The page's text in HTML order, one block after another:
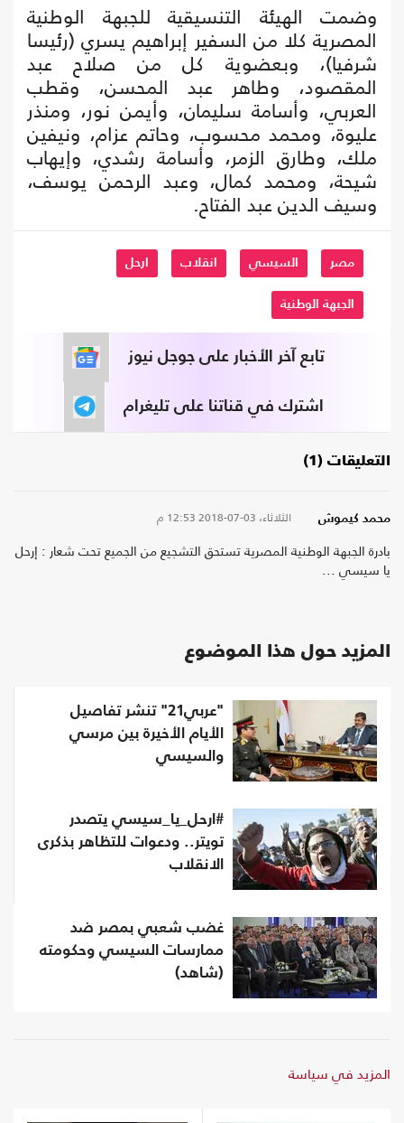
وضمت الهيئة التنسيقية للجبهة الوطنية
المصرية كلا من السفير إبراهيم يسري (رئيسا
شرفيا)، وبعضوية كل من صلاح عبد
المقصود، وطاهر عبد المحسن، وقطب
العربي، وأسامة سليمان، وأيمن نور، ومنذر
عليوة، ومحمد محسوب، وحاتم عزام، ونيفين
ملك، وطارق الزمر، وأسامة رشدي، وإيهاب
شيحة، ومحمد كمال، وعبد الرحمن يوسف،
وسيف الدين عبد الفتاح.
مصر السيسي انقلاب ارحل
الجبهة الوطنية
تابع آخر الأخبار على جوجل نيوز
اشترك في قناتنا على تليغرام
التعليقات (1)
محمد كيموش الثلاثاء، 03-07-2018 12:53 م
بادرة الجبهة الوطنية المصرية تستحق التشجيع من الجميع تحت شعار : إرحل
يا سيسي ...
المزيد حول هذا الموضوع
"عربي21" تنشر تفاصيل
الأيام الأخيرة بين مرسي
والسيسي
#ارحل_يا_سيسي يتصدر
تويتر.. ودعوات للتظاهر بذكرى
الانقلاب
غضب شعبي بمصر ضد
ممارسات السيسي وحكومته
(شاهد)
المزيد في سياسة